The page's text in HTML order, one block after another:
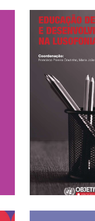
Pereira
João
de
FULL
CLICK